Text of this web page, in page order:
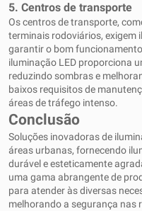
5. Centros de transporte
Os centros de transporte,
terminais rodoviários, exigem
garantir o bom
iluminação LED proporciona
reduzindo sombras e
baixos requisitos de
áreas de tráfego intenso.
Conclusão
Soluções inovadoras de
áreas urbanas, fornecendo
durável e esteticamente
uma gama abrangente de
para atender às diversas
melhorando a segurança nas